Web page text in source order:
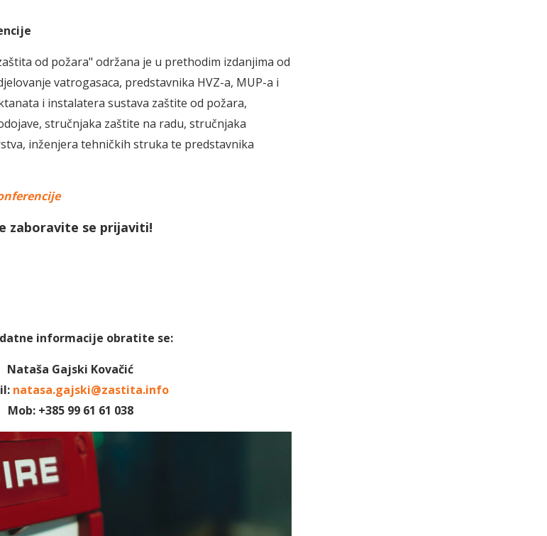
od požara" održana je u prethodim izdanjima od
vatrogasaca, predstavnika HVZ-a, MUP-a i
i instalatera sustava zaštite od požara,
stručnjaka zaštite na radu, stručnjaka
inženjera tehničkih struka te predstavnika
zaboravite se prijaviti!
informacije obratite se:
Nataša Gajski Kovačić
natasa.gajski@zastita.info
Mob: +385 99 61 61 038